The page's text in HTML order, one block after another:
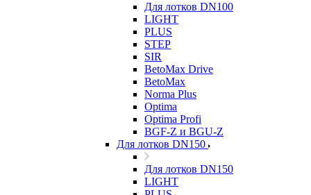
Для лотков DN100
LIGHT
PLUS
STEP
SIR
BetoMax Drive
BetoMax
Norma Plus
Optima
Optima Profi
BGF-Z и BGU-Z
Для лотков DN150
Для лотков DN150
LIGHT